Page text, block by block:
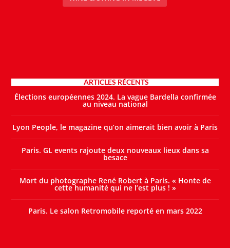
ARTICLES RÉCENTS
Élections européennes 2024. La vague Bardella confirmée
au niveau national
Lyon People, le magazine qu’on aimerait bien avoir à Paris
Paris. GL events rajoute deux nouveaux lieux dans sa
besace
Mort du photographe René Robert à Paris. « Honte de
cette humanité qui ne l’est plus ! »
Paris. Le salon Retromobile reporté en mars 2022